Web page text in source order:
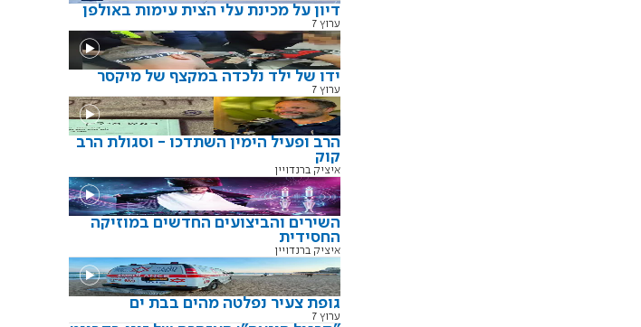
דיון על מכינת עלי הצית עימות באולפן
ערוץ 7
ידו של ילד נלכדה במקצף של מיקסר
ערוץ 7
הרב ופעיל הימין השתדכו - וסגולת הרב
קוק
איציק ברנדויין
השירים והביצועים החדשים במוזיקה
החסידית
איציק ברנדויין
גופת צעיר נפלטה מהים בבת ים
ערוץ 7